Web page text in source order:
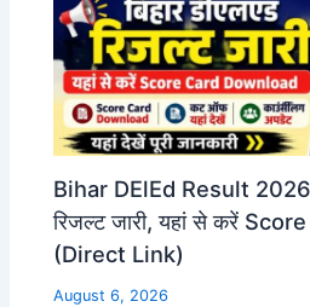
Bihar DElEd Result 2026
रिजल्ट जारी, यहां से करें
(Direct Link)
August 6, 2026